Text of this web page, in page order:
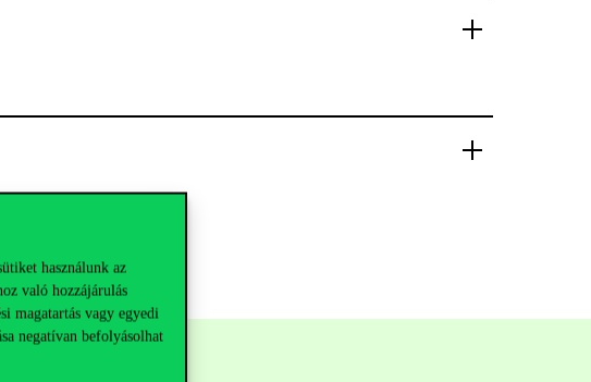
használunk az
való hozzájárulás
magatartás vagy egyedi
negatívan befolyásolhat